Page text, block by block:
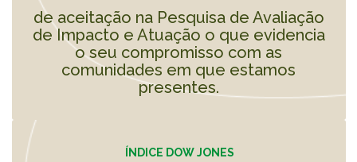
de aceitação na Pesquisa de Avaliação
de Impacto e Atuação o que evidencia
o seu compromisso com as
comunidades em que estamos
presentes.
ÍNDICE DOW JONES